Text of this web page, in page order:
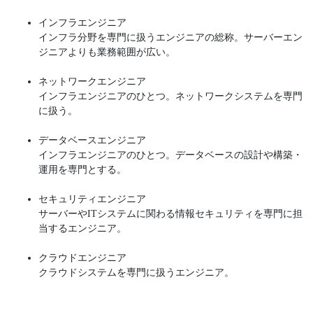
インフラエンジニア
インフラ分野を専門に扱うエンジニアの総称。サーバーエン
ジニアよりも業務範囲が広い。
ネットワークエンジニア
インフラエンジニアのひとつ。ネットワークシステムを専門
に扱う。
データベースエンジニア
インフラエンジニアのひとつ。データベースの設計や構築・
運用を専門とする。
セキュリティエンジニア
サーバーやITシステムに関わる情報セキュリティを専門に担
当するエンジニア。
クラウドエンジニア
クラウドシステムを専門に扱うエンジニア。